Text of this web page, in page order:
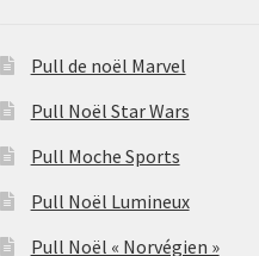
Pull de noël Marvel
Pull Noël Star Wars
Pull Moche Sports
Pull Noël Lumineux
Pull Noël « Norvégien »